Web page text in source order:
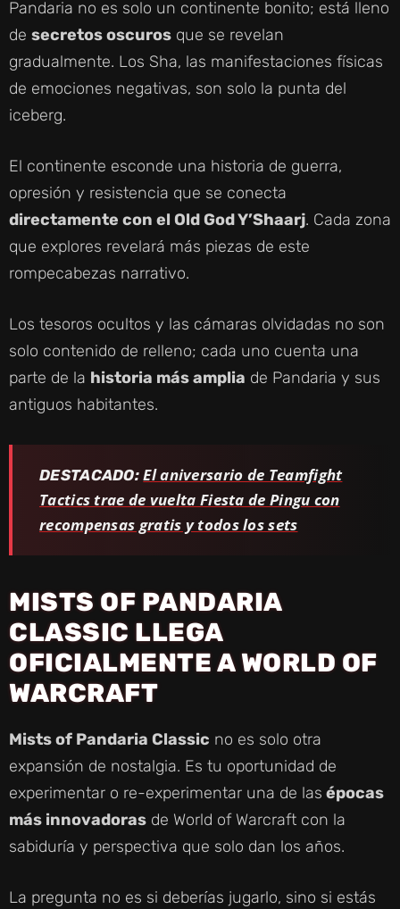
Pandaria no es solo un continente bonito; está lleno
de secretos oscuros que se revelan
gradualmente. Los Sha, las manifestaciones físicas
de emociones negativas, son solo la punta del
iceberg.
El continente esconde una historia de guerra,
opresión y resistencia que se conecta
directamente con el Old God Y’Shaarj. Cada zona
que explores revelará más piezas de este
rompecabezas narrativo.
Los tesoros ocultos y las cámaras olvidadas no son
solo contenido de relleno; cada uno cuenta una
parte de la historia más amplia de Pandaria y sus
antiguos habitantes.
DESTACADO:El aniversario de Teamfight
Tactics trae de vuelta Fiesta de Pingu con
recompensas gratis y todos los sets
MISTS OF PANDARIA
CLASSIC LLEGA
OFICIALMENTE A WORLD OF
WARCRAFT
Mists of Pandaria Classic no es solo otra
expansión de nostalgia. Es tu oportunidad de
experimentar o re-experimentar una de las épocas
más innovadoras de World of Warcraft con la
sabiduría y perspectiva que solo dan los años.
La pregunta no es si deberías jugarlo, sino si estás